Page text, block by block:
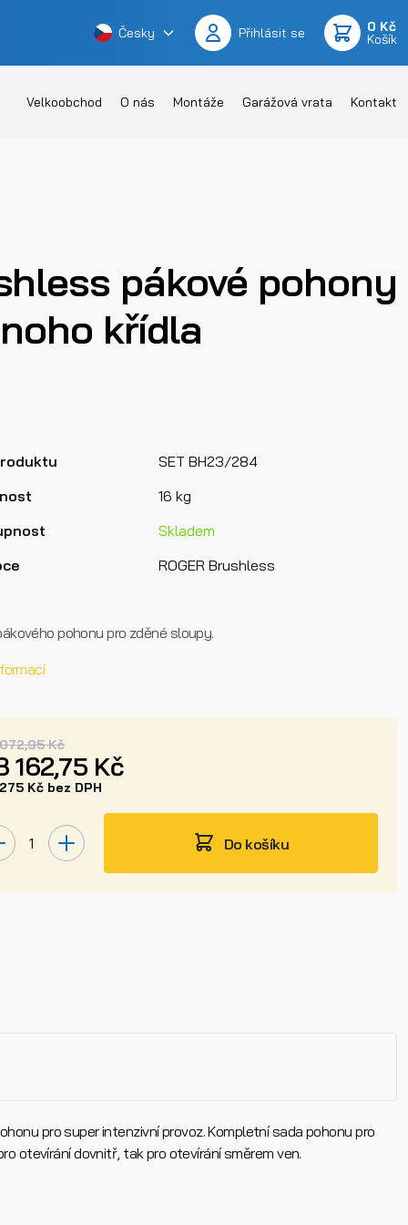
Česky Přihlásit se 0 Kč
Košík
Velkoobchod O nás Montáže Garážová vrata Kontakt
pákové pohony
křídla
SET BH23/284
16 kg
Skladem
ROGER Brushless
pohonu pro zděné sloupy.
Kč
162,75 Kč
Kč bez DPH
Do košíku
pro super intenzivní provoz. Kompletní sada pohonu pro
otevírání dovnitř, tak pro otevírání směrem ven.
- řídící jednotka
Příjmení